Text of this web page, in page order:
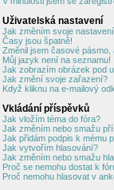
Uživatelská nastavení
Jak změním svoje
Časy jsou špatně!
Změnil jsem časové pásmo,
Můj jazyk není na seznamu!
Jak zobrazím obrázek pod
Jak změní svoje zařazení?
Když kliknu na e-mailový
Vkládání příspěvků
Jak vložím téma do fóra?
Jak změním nebo smažu
Jak přidám podpis k mému
Jak vytvořím hlasování?
Jak změním nebo smažu
Proč se nemohu dostat k
Proč nemohu hlasovat v